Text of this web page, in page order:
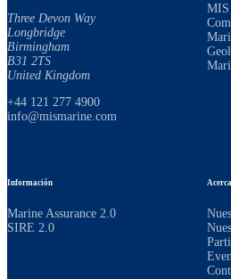
Three Devon Way
Longbridge
Birmingham
B31 2TS
United Kingdom
+44 121 277 4900
info@mismarine.com
MIS
Información
Marine Assurance 2.0
SIRE 2.0